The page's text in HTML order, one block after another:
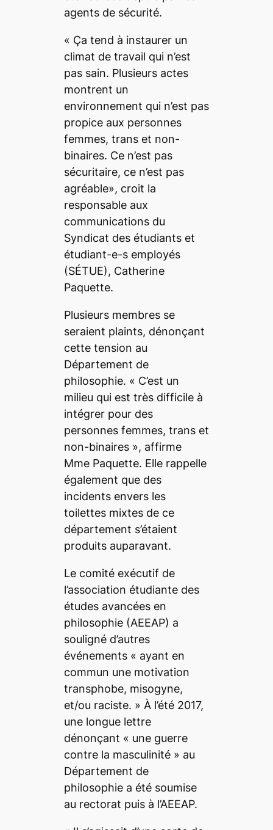
agents de sécurité.
« Ça tend à instaurer un
climat de travail qui n’est
pas sain. Plusieurs actes
montrent un
environnement qui n’est pas
propice aux personnes
femmes, trans et non-
binaires. Ce n’est pas
sécuritaire, ce n’est pas
agréable», croit la
responsable aux
communications du
Syndicat des étudiants et
étudiant-e-s employés
(SÉTUE), Catherine
Paquette.
Plusieurs membres se
seraient plaints, dénonçant
cette tension au
Département de
philosophie. « C’est un
milieu qui est très difficile à
intégrer pour des
personnes femmes, trans et
non-binaires », affirme
Mme Paquette. Elle rappelle
également que des
incidents envers les
toilettes mixtes de ce
département s’étaient
produits auparavant.
Le comité exécutif de
l’association étudiante des
études avancées en
philosophie (AEEAP) a
souligné d’autres
événements« ayant en
commun une motivation
transphobe, misogyne,
et/ou raciste. » À l’été 2017,
une longue lettre
dénonçant « une guerre
contre la masculinité » au
Département de
philosophie a été soumise
au rectorat puis à l’AEEAP.